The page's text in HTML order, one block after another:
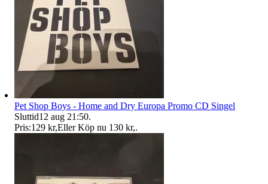
Pet Shop Boys - Home and Dry Europa Promo CD Singel
Sluttid12 aug 21:50.
Pris:129 kr,Eller Köp nu 130 kr,.